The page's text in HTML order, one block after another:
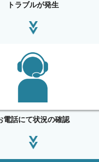
トラブルが発生
電話にて状況の確認